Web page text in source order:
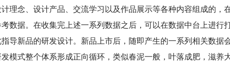
理念、设计产品、交流学习以及作品展示等各种内容组成的，
数据。在收集完上述一系列数据之后，可以在数据中台上进行
导新品的研发设计。新品上市后，随即产生的一系列相关数据
模式整个体系形成正向循环，类似春泥一般，叶落成肥，滋养